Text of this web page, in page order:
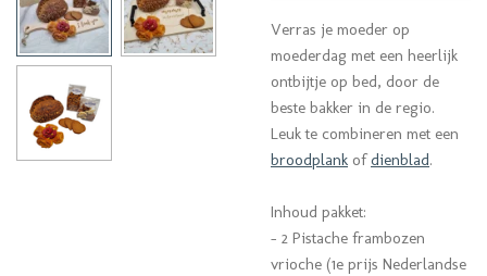
Verras je moeder op
moederdag met een heerlijk
ontbijtje op bed, door de
beste bakker in de regio.
Leuk te combineren met een
broodplank ofdienblad.
Inhoud pakket:
- 2 Pistache frambozen
vrioche (1e prijs Nederlandse